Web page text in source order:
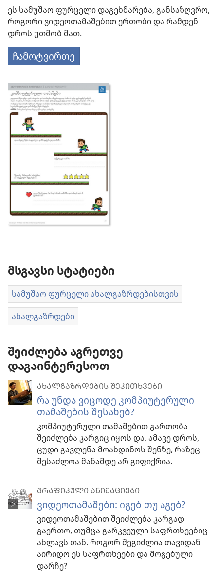
ეს სამუშაო ფურცელი დაგეხმარება, განსაზღვრო,
როგორი ვიდეოთამაშებით ერთობი და რამდენ
დროს უთმობ მათ.
ჩამოტვირთე
მსგავსი სტატიები
სამუშაო ფურცელი ახალგაზრდებისთვის
ახალგაზრდები
შეიძლება აგრეთვე
დაგაინტერესოთ
ᲐᲮᲐᲚᲒᲐᲖᲠᲓᲔᲑᲘᲡ ᲨᲔᲙᲘᲗᲮᲕᲔᲑᲘ
რა უნდა ვიცოდე კომპიუტერული
თამაშების შესახებ?
კომპიუტერული თამაშებით გართობა
შეიძლება კარგიც იყოს და, ამავე დროს,
ცუდი გავლენა მოახდინოს შენზე, რაზეც
შესაძლოა მანამდე არ გიფიქრია.
ᲒᲠᲐᲤᲘᲙᲣᲚᲘ ᲐᲜᲘᲛᲐᲪᲘᲔᲑᲘ
ვიდეოთამაშები: იგებ თუ აგებ?
ვიდეოთამაშებით შეიძლება კარგად
გაერთო, თუმცა გარკვეული საფრთხეებიც
ახლავს თან. როგორ შეგიძლია თავიდან
აირიდო ეს საფრთხეები და მოგებული
დარჩე?